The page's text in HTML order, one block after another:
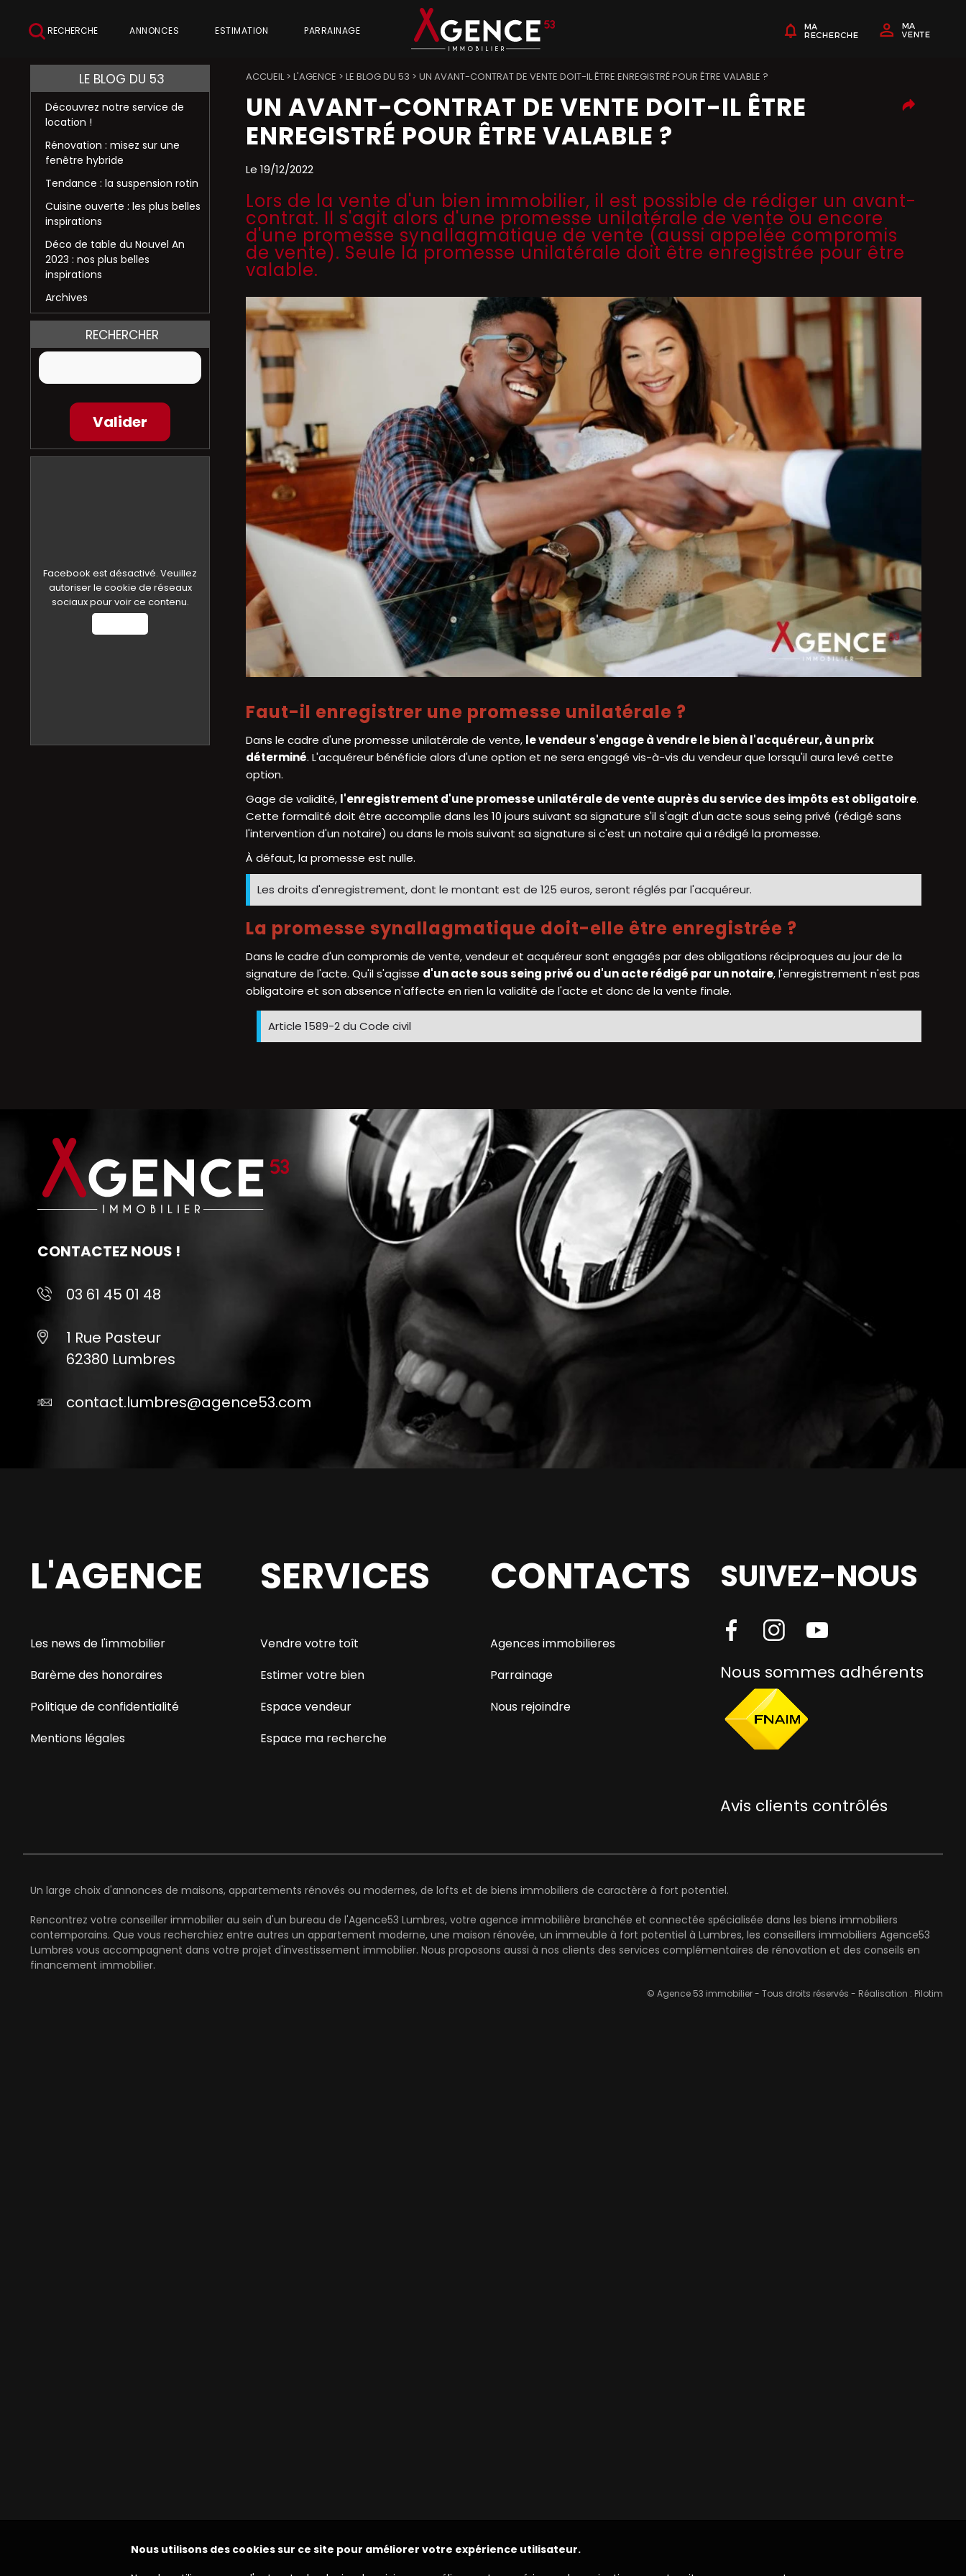
RECHERCHE ANNONCES ESTIMATION PARRAINAGE
LE BLOG DU 53
Découvrez notre service de
location !
Rénovation : misez sur une
fenêtre hybride
Tendance : la suspension rotin
Cuisine ouverte : les plus belles
inspirations
Déco de table du Nouvel An
2023 : nos plus belles
inspirations
Archives
RECHERCHER
Facebook est désactivé. Veuillez
autoriser le cookie de réseaux
sociaux pour voir ce contenu.
ACCUEIL> L'AGENCE > LE BLOG DU 53 > UN AVANT-CONTRAT DE VENTE DOIT-IL ÊTRE ENREGISTRÉ POUR ÊTRE VALABLE ?
UN AVANT-CONTRAT DE VENTE DOIT-IL ÊTRE
ENREGISTRÉ POUR ÊTRE VALABLE ?
Le 19/12/2022
Lors de la vente d'un bien immobilier, il est possible de rédiger un avant-
contrat. Il s'agit alors d'une promesse unilatérale de vente ou encore
d'une promesse synallagmatique de vente (aussi appelée compromis
de vente). Seule la promesse unilatérale doit être enregistrée pour être
valable.
Faut-il enregistrer une promesse unilatérale ?
Dans le cadre d'une promesse unilatérale de vente, le vendeur s'engage à vendre le bien à l'acquéreur, à un prix
déterminé. L'acquéreur bénéficie alors d'une option et ne sera engagé vis-à-vis du vendeur que lorsqu'il aura levé cette
option.
Gage de validité, l'enregistrement d'une promesse unilatérale de vente auprès du service des impôts est obligatoire.
Cette formalité doit être accomplie dans les 10 jours suivant sa signature s'il s'agit d'un acte sous seing privé (rédigé sans
l'intervention d'un notaire) ou dans le mois suivant sa signature si c'est un notaire qui a rédigé la promesse.
À défaut, la promesse est nulle.
Les droits d'enregistrement, dont le montant est de 125 euros, seront réglés par l'acquéreur.
La promesse synallagmatique doit-elle être enregistrée ?
Dans le cadre d'un compromis de vente, vendeur et acquéreur sont engagés par des obligations réciproques au jour de la
signature de l'acte. Qu'il s'agisse d'un acte sous seing privé ou d'un acte rédigé par un notaire, l'enregistrement n'est pas
obligatoire et son absence n'affecte en rien la validité de l'acte et donc de la vente finale.
Article 1589-2 du Code civil
CONTACTEZ NOUS !
03 61 45 01 48
1 Rue Pasteur
62380 Lumbres
contact.lumbres@agence53.com
L'AGENCE
Les news de l'immobilier
Barème des honoraires
Politique de confidentialité
Mentions légales
SERVICES
Vendre votre toît
Estimer votre bien
Espace vendeur
Espace ma recherche
CONTACTS
Agences immobilieres
Parrainage
Nous rejoindre
SUIVEZ-NOUS
Nous sommes adhérents
Avis clients contrôlés
Un large choix d'annonces de maisons, appartements rénovés ou modernes, de lofts et de biens immobiliers de caractère à fort potentiel.
Rencontrez votre conseiller immobilier au sein d'un bureau de l'Agence53 Lumbres, votre agence immobilière branchée et connectée spécialisée dans les biens immobiliers
contemporains. Que vous recherchiez entre autres un appartement moderne, une maison rénovée, un immeuble à fort potentiel à Lumbres, les conseillers immobiliers Agence53
Lumbres vous accompagnent dans votre projet d'investissement immobilier. Nous proposons aussi à nos clients des services complémentaires de rénovation et des conseils en
financement immobilier.
© Agence 53 immobilier - Tous droits réservés - Réalisation : Pilotim
Nous utilisons des cookies sur ce site pour améliorer votre expérience utilisateur.